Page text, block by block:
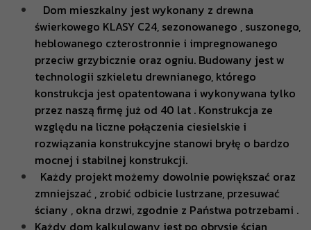
Dom mieszkalny jest wykonany z drewna
świerkowego KLASY C24, sezonowanego , suszonego,
heblowanego czterostronnie i impregnowanego
przeciw grzybicznie oraz ogniu. Budowany jest w
technologii szkieletu drewnianego, którego
konstrukcja jest opatentowana i wykonywana tylko
przez naszą firmę już od 40 lat . Konstrukcja ze
względu na liczne połączenia ciesielskie i
rozwiązania konstrukcyjne stanowi bryłę o bardzo
mocnej i stabilnej konstrukcji.
Każdy projekt możemy dowolnie powiększać oraz
zmniejszać , zrobić odbicie lustrzane, przesuwać
ściany , okna drzwi, zgodnie z Państwa potrzebami .
Każdy dom kalkulowany jest po obrysie ścian